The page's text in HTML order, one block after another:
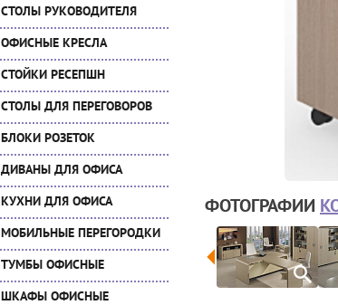
СТОЛЫ РУКОВОДИТЕЛЯ
ОФИСНЫЕ КРЕСЛА
СТОЙКИ РЕСЕПШН
СТОЛЫ ДЛЯ ПЕРЕГОВОРОВ
БЛОКИ РОЗЕТОК
ДИВАНЫ ДЛЯ ОФИСА
КУХНИ ДЛЯ ОФИСА
МОБИЛЬНЫЕ ПЕРЕГОРОДКИ
ТУМБЫ ОФИСНЫЕ
ШКАФЫ ОФИСНЫЕ
ФОТОГРАФИИ